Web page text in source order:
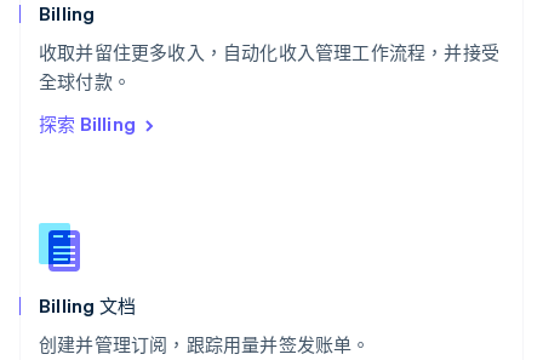
Billing
收取并留住更多收入，自动化收入管理工作流程，并接受
全球付款。
探索 Billing
Billing 文档
创建并管理订阅，跟踪用量并签发账单。
泰国
ไทยEnglish
希腊
English
西班牙
新西兰
English
匈牙利
English
ItalianoEnglish